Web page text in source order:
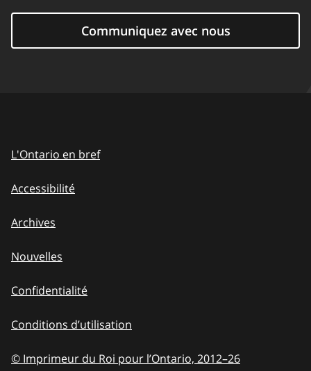
Communiquez avec nous
L'Ontario en bref
Accessibilité
Archives
Nouvelles
Confidentialité
Conditions d’utilisation
© Imprimeur du Roi pour l’Ontario, 2012–to
26